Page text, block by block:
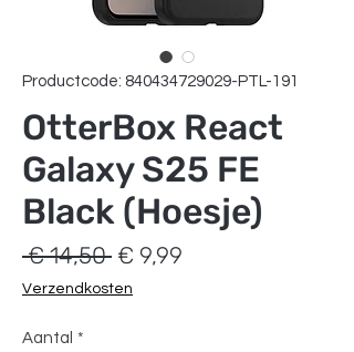
Productcode: 840434729029-PTL-191
OtterBox React
Galaxy S25 FE
Black (Hoesje)
€ 14,50 Normale
prijs
€ 9,99
Verzendkosten
Aantal *